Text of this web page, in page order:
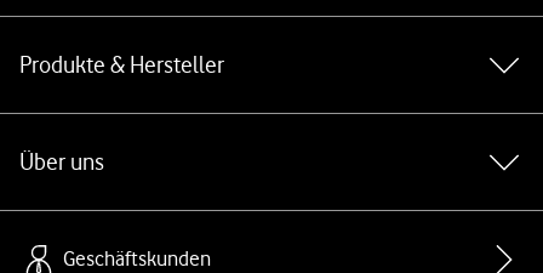
Produkte & Hersteller
Über uns
Geschäftskunden